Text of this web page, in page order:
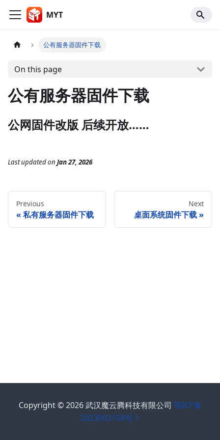
MYT
公有服务器固件下载
On this page
公有服务器固件下载
公网固件改版 后续开放……
Last updatedon Jan 27, 2026
Previous
私有服务器固件下载
Next
桌面系统固件下载
Copyright © 2026 武汉魔云腾科技有限公司 鄂ICP备
2023003158号-1